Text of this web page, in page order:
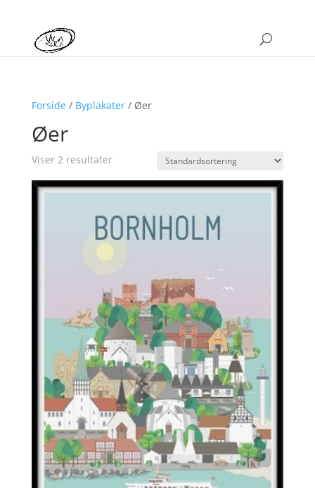
Forside / Byplakater/ Øer
Øer
Viser 2 resultater